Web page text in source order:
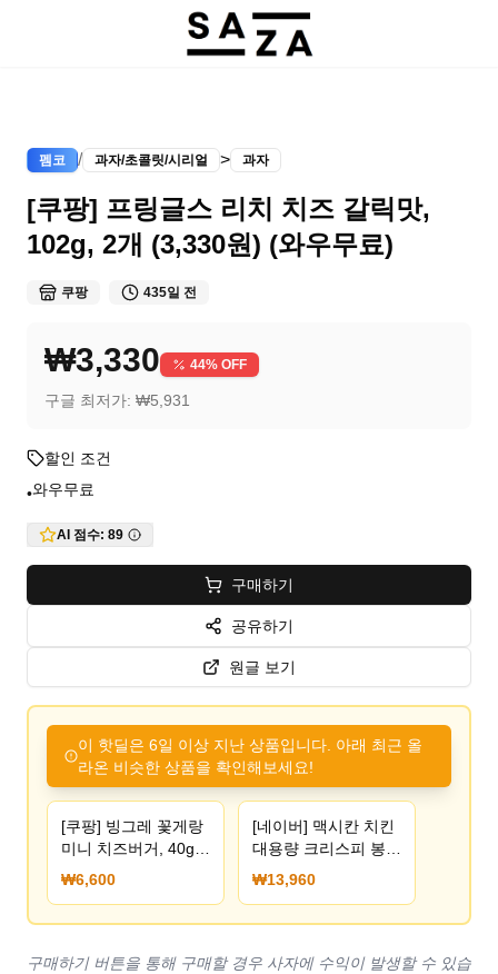
펨코 / 과자/초콜릿/시리얼 > 과자
[쿠팡] 프링글스 리치 치즈 갈릭맛,
102g, 2개 (3,330원) (와우무료)
쿠팡 435일 전
₩3,330 44% OFF
구글 최저가: ₩5,931
할인 조건
•와우무료
AI 점수: 89
구매하기
공유하기
원글 보기
이 핫딜은 6일 이상 지난 상품입니다. 아래 최근 올
라온 비슷한 상품을 확인해보세요!
[쿠팡] 빙그레 꽃게랑
미니 치즈버거, 40g,
8개 (6,600원) (무료)
₩6,600
[네이버] 맥시칸 치킨
대용량 크리스피 봉
600g + 갈릭양념 봉
500g (13,960원) (무
₩13,960
구매하기 버튼을 통해 구매할 경우 사자에 수익이 발생할 수 있습